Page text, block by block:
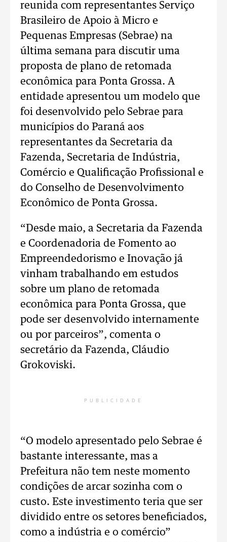
reunida com representantes Serviço
Brasileiro de Apoio à Micro e
Pequenas Empresas (Sebrae) na
última semana para discutir uma
proposta de plano de retomada
econômica para Ponta Grossa. A
entidade apresentou um modelo que
foi desenvolvido pelo Sebrae para
municípios do Paraná aos
representantes da Secretaria da
Fazenda, Secretaria de Indústria,
Comércio e Qualificação Profissional e
do Conselho de Desenvolvimento
Econômico de Ponta Grossa.
“Desde maio, a Secretaria da Fazenda
e Coordenadoria de Fomento ao
Empreendedorismo e Inovação já
vinham trabalhando em estudos
sobre um plano de retomada
econômica para Ponta Grossa, que
pode ser desenvolvido internamente
ou por parceiros”, comenta o
secretário da Fazenda, Cláudio
Grokoviski.
PUBLICIDADE
“O modelo apresentado pelo Sebrae é
bastante interessante, mas a
Prefeitura não tem neste momento
condições de arcar sozinha com o
custo. Este investimento teria que ser
dividido entre os setores beneficiados,
como a indústria e o comércio”